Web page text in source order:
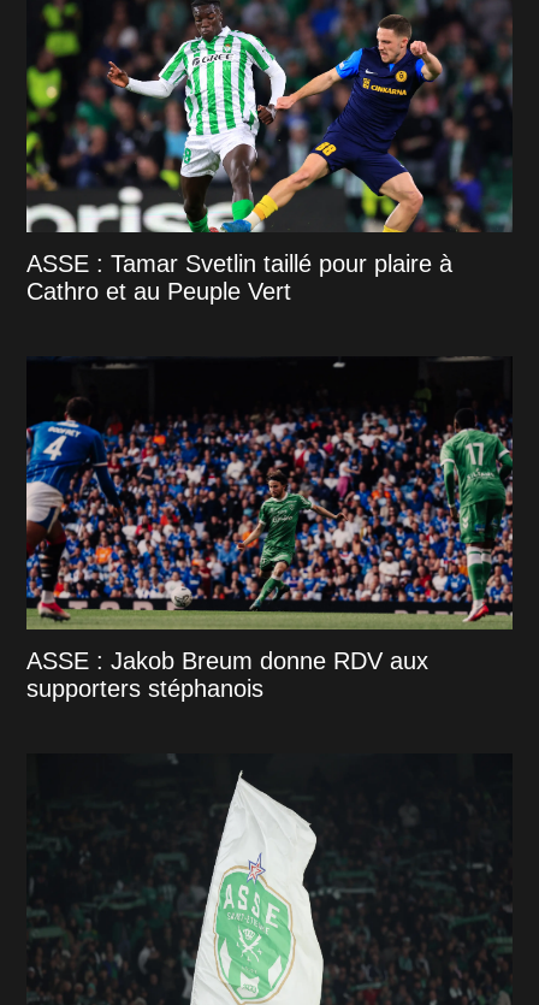
ASSE : Tamar Svetlin taillé pour plaire à
Cathro et au Peuple Vert
ASSE : Jakob Breum donne RDV aux
supporters stéphanois